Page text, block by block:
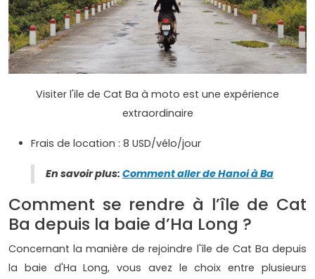
Visiter l'ile de Cat Ba à moto est une expérience
extraordinaire
Frais de location : 8 USD/vélo/jour
En savoir plus: Comment aller de Hanoi à Ba
Comment se rendre à l’île de Cat
Ba depuis la baie d’Ha Long ?
Concernant la manière de rejoindre l'île de Cat Ba depuis
la baie d'Ha Long, vous avez le choix entre plusieurs